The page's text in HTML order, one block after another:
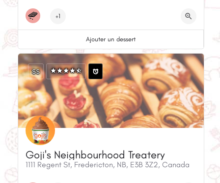
+1
Ajouter un dessert
Goji's Neighbourhood Treatery
1111 Regent St, Fredericton, NB, E3B 3Z2, Canada
$$